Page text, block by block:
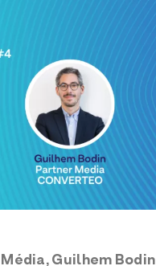
Guilhem Bodin